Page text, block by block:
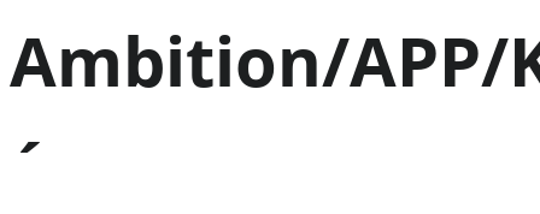
Ambition/APP/
´